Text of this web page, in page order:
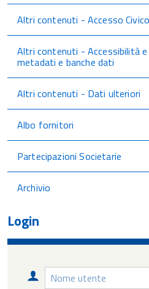
Altri contenuti - Accesso Civico
Altri contenuti - Accessibilità
metadati e banche dati
Altri contenuti - Dati ulteriori
Albo fornitori
Partecipazioni Societarie
Archivio
Login
Nome
utente